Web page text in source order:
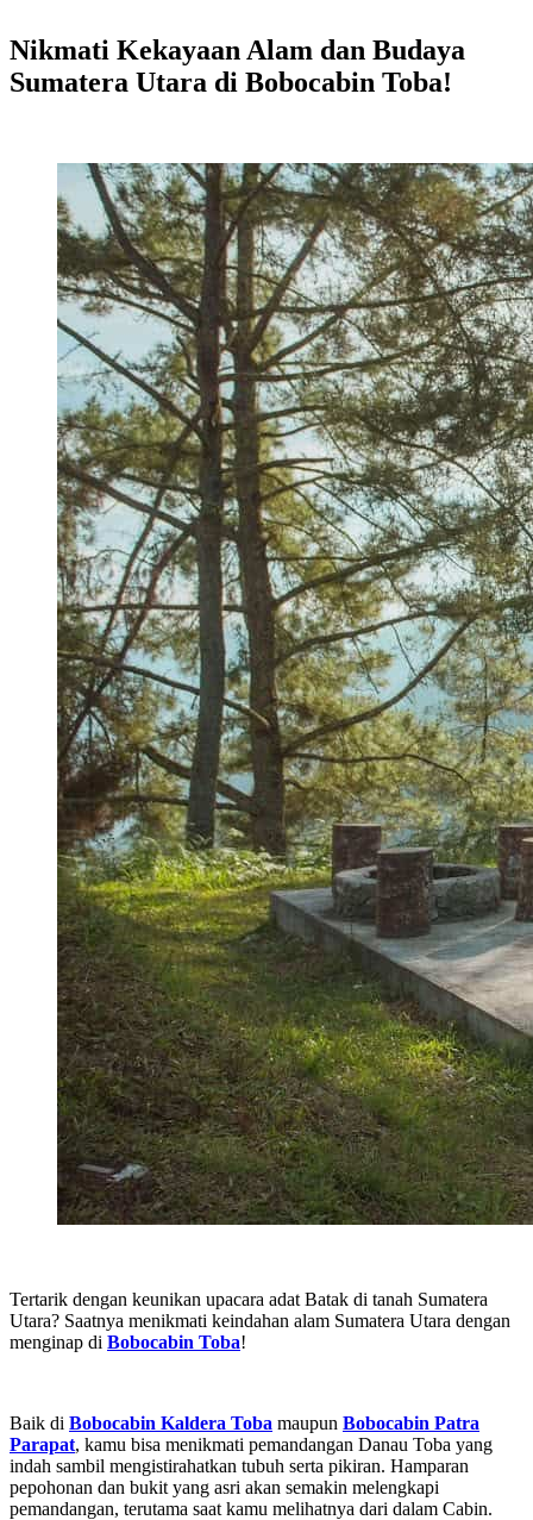
Nikmati Kekayaan Alam dan Budaya
Sumatera Utara di Bobocabin Toba!
Tertarik dengan keunikan upacara adat Batak di tanah Sumatera
Utara? Saatnya menikmati keindahan alam Sumatera Utara dengan
menginap di Bobocabin Toba!
Baik di Bobocabin Kaldera Toba maupun Bobocabin Patra
Parapat, kamu bisa menikmati pemandangan Danau Toba yang
indah sambil mengistirahatkan tubuh serta pikiran. Hamparan
pepohonan dan bukit yang asri akan semakin melengkapi
pemandangan, terutama saat kamu melihatnya dari dalam Cabin.